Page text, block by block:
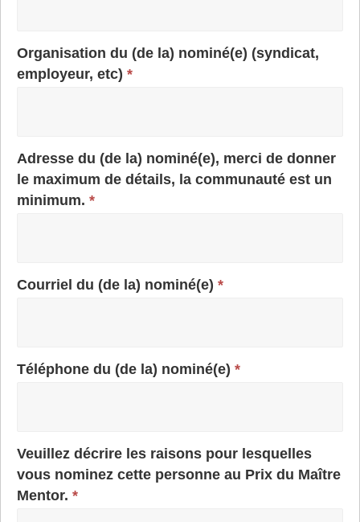
Organisation du (de la) nominé(e) (syndicat,
employeur, etc) *
Adresse du (de la) nominé(e), merci de donner
le maximum de détails, la communauté est un
minimum. *
Courriel du (de la) nominé(e) *
Téléphone du (de la) nominé(e) *
Veuillez décrire les raisons pour lesquelles
vous nominez cette personne au Prix du Maître
Mentor. *